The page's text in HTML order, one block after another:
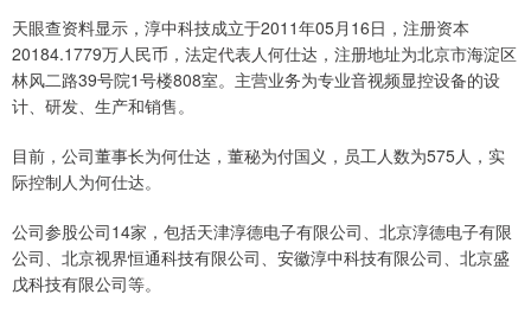
天眼查资料显示，淳中科技成立于2011年05月16日，注册资本
20184.1779万人民币，法定代表人何仕达，注册地址为北京市海淀区
林风二路39号院1号楼808室。主营业务为专业音视频显控设备的设
计、研发、生产和销售。
目前，公司董事长为何仕达，董秘为付国义，员工人数为575人，实
际控制人为何仕达。
公司参股公司14家，包括天津淳德电子有限公司、北京淳德电子有限
公司、北京视界恒通科技有限公司、安徽淳中科技有限公司、北京盛
戊科技有限公司等。